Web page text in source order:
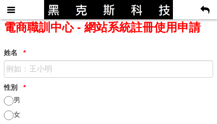
電商職訓中心 - 網站系統註冊使用申請
姓名 *
性別 *
男
女